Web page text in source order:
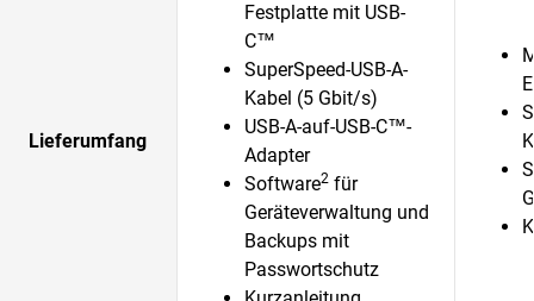
Lieferumfang
Festplatte mit USB-
C™
SuperSpeed-USB-A-
Kabel (5 Gbit/s)
USB-A-auf-USB-C™-
Adapter
Software2 für
Geräteverwaltung und
Backups mit
Passwortschutz